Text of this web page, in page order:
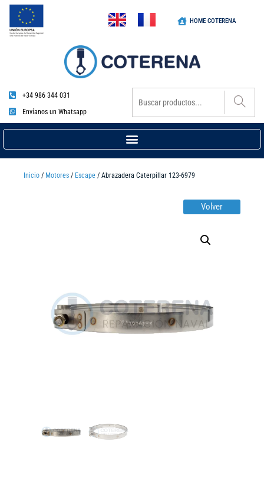
HOME COTERENA
+34 986 344 031
Envíanos un Whatsapp
Inicio / Motores / Escape / Abrazadera Caterpillar 123-6979
Volver